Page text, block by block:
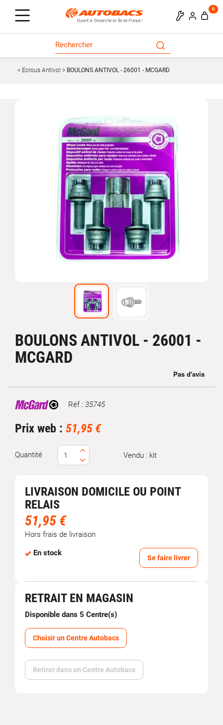
0
Ecrous Antivol BOULONS ANTIVOL - 26001 - MCGARD
BOULONS ANTIVOL - 26001 -
MCGARD
Marque Réf : 35745
Prix web : 51,95 €
Quantité Vendu : kit
LIVRAISON DOMICILE OU POINT
RELAIS
51,95 €
Hors frais de livraison
En stock
Se faire livrer
RETRAIT EN MAGASIN
Disponible dans 5 Centre(s)
Choisir un Centre Autobacs
Retirer dans un Centre Autobacs